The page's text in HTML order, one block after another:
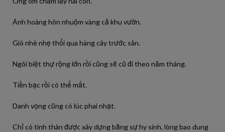
Ánh hoàng hôn nhuộm vàng cả khu vườn.
Gió nhè nhẹ thổi qua hàng cây trước sân.
Ngôi biệt thự rộng lớn rồi cũng sẽ cũ đi theo năm tháng.
Tiền bạc rồi có thể mất.
Danh vọng cũng có lúc phai nhạt.
Chỉ có tình thân được xây dựng bằng sự hy sinh, lòng bao dung